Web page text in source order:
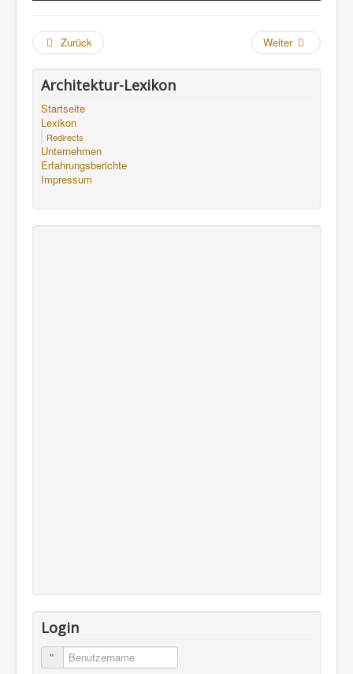
Zurück Weiter
Architektur-Lexikon
Startseite
Lexikon
Redirects
Unternehmen
Erfahrungsberichte
Impressum
Login
Benutzername